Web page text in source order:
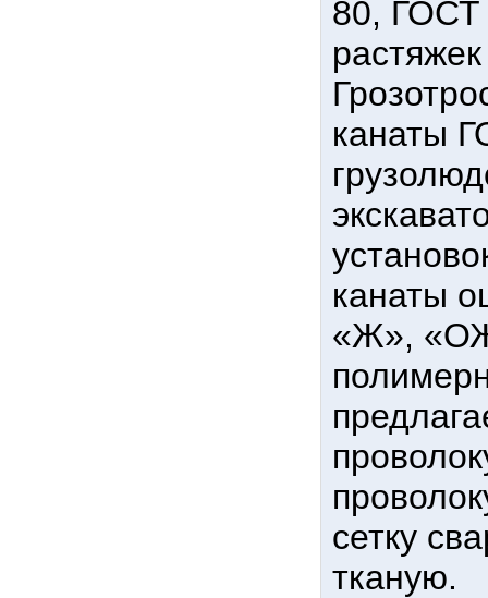
80, ГОСТ
канаты
канаты
«Ж»,
сетку
тканую.